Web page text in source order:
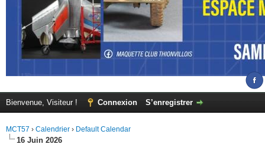
Bienvenue, Visiteur ! Connexion S’enregistrer
MCT57 › Calendrier › Default Calendar
16 Juin 2026